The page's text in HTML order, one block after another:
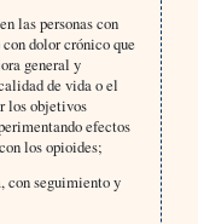
las personas con
dolor crónico que
general y
de vida o el
los objetivos
efectos
los opioides;
con seguimiento y